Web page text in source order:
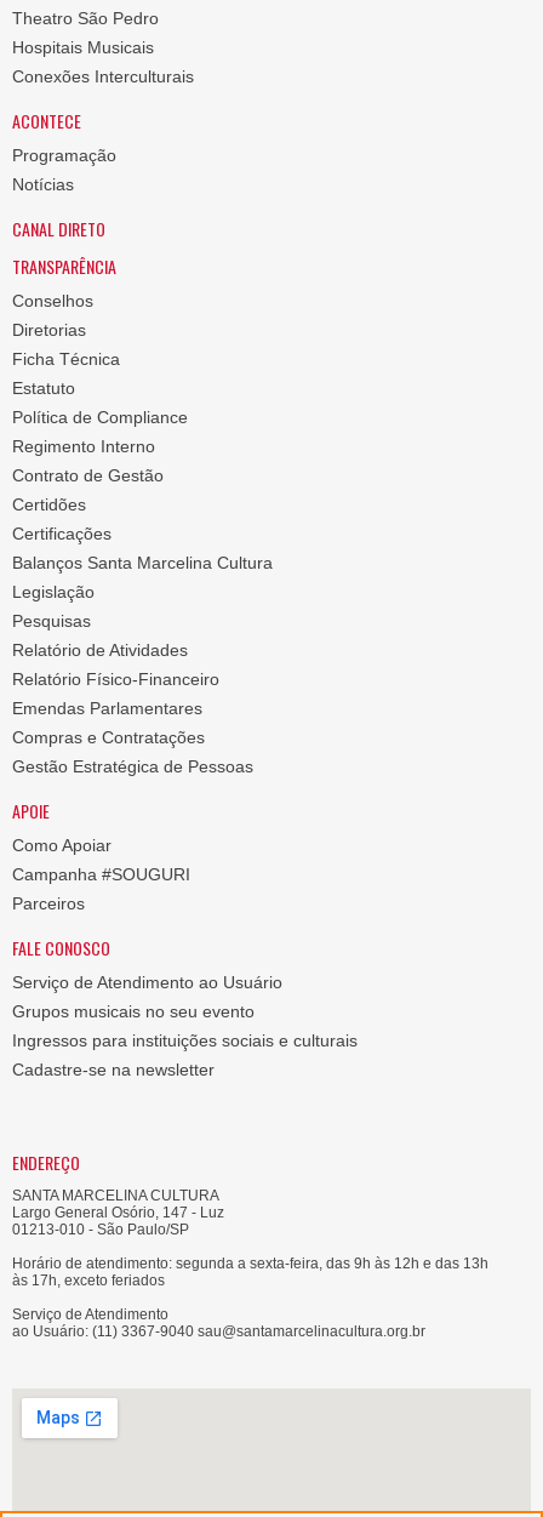
Theatro São Pedro
Hospitais Musicais
Conexões Interculturais
ACONTECE
Programação
Notícias
CANAL DIRETO
TRANSPARÊNCIA
Conselhos
Diretorias
Ficha Técnica
Estatuto
Política de Compliance
Regimento Interno
Contrato de Gestão
Certidões
Certificações
Balanços Santa Marcelina Cultura
Legislação
Pesquisas
Relatório de Atividades
Relatório Físico-Financeiro
Emendas Parlamentares
Compras e Contratações
Gestão Estratégica de Pessoas
APOIE
Como Apoiar
Campanha #SOUGURI
Parceiros
FALE CONOSCO
Serviço de Atendimento ao Usuário
Grupos musicais no seu evento
Ingressos para instituições sociais e culturais
Cadastre-se na newsletter
ENDEREÇO
SANTA MARCELINA CULTURA
Largo General Osório, 147 - Luz
01213-010 - São Paulo/SP
Horário de atendimento: segunda a sexta-feira, das 9h às 12h e das 13h
às 17h, exceto feriados
Serviço de Atendimento
ao Usuário: (11) 3367-9040 sau@santamarcelinacultura.org.br